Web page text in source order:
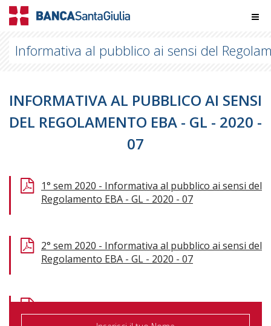
Informativa al pubblico ai sensi del
INFORMATIVA AL PUBBLICO AI SENSI
DEL REGOLAMENTO EBA - GL - 2020 -
07
1° sem 2020 - Informativa al pubblico ai sensi del
Regolamento EBA - GL - 2020 - 07
2° sem 2020 - Informativa al pubblico ai sensi del
Regolamento EBA - GL - 2020 - 07
1° sem 2021 - Informativa al pubblico ai sensi del
Regolamento EBA - GL - 2020 - 07